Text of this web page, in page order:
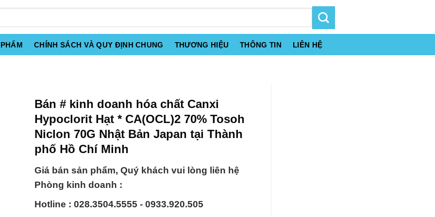
CHÍNH SÁCH VÀ QUY ĐỊNH CHUNG THƯƠNG HIỆU THÔNG TIN LIÊN HỆ
Bán # kinh doanh hóa chất Canxi
Hypoclorit Hạt * CA(OCL)2 70% Tosoh
Niclon 70G Nhật Bản Japan tại Thành
phố Hồ Chí Minh
Giá bán sản phẩm, Quý khách vui lòng liên hệ
Phòng kinh doanh :
Hotline : 028.3504.5555 - 0933.920.505